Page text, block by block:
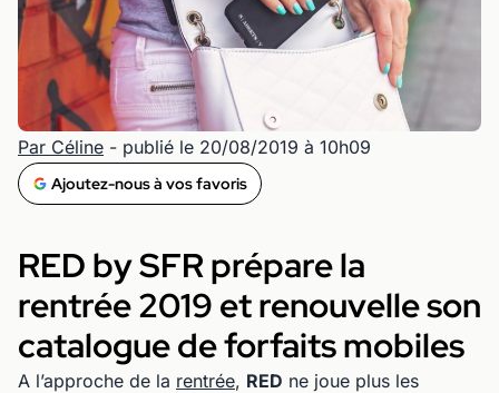
Par Céline - publié le 20/08/2019 à 10h09
Ajoutez-nous à vos favoris
RED by SFR prépare la
rentrée 2019 et renouvelle son
catalogue de forfaits mobiles
A l’approche de la rentrée, RED ne joue plus les